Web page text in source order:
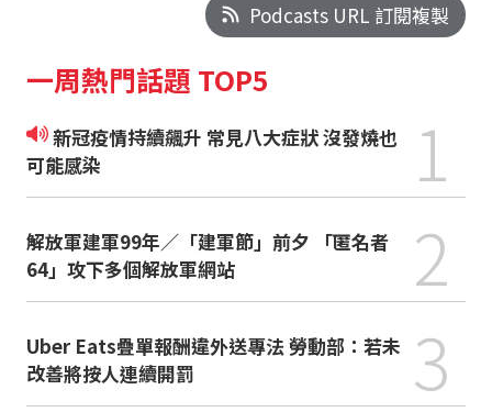
Podcasts URL 訂閱複製
一周熱門話題 TOP5
新冠疫情持續飆升 常見八大症狀 沒發燒也
可能感染
1
解放軍建軍99年／「建軍節」前夕 「匿名者
64」攻下多個解放軍網站
2
Uber Eats疊單報酬違外送專法 勞動部：若未
改善將按人連續開罰
3